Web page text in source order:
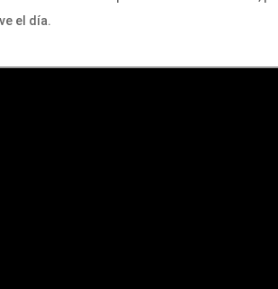
el día.